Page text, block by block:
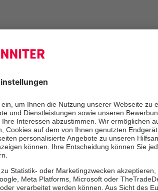
wirken mit bei der Behandlungspflege
Basis unserer Qualitätsrichtlinien
der Erfüllung ihrer Aufgaben
den Arbeitsbereich der stationären